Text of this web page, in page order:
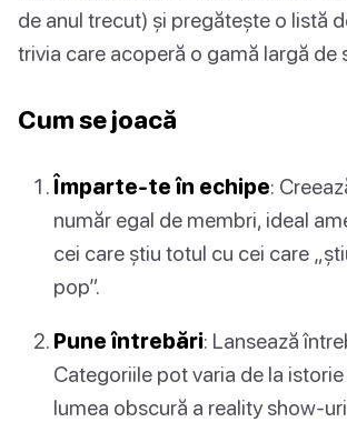
de anul trecut) și pregătește o listă
trivia care acoperă o gamă largă de
Cum se joacă
Împarte-te în echipe:
număr egal de membri, ideal
cei care știu totul cu cei care
pop”.
Pune întrebări: Lansează
Categoriile pot varia de la
lumea obscură a reality show-